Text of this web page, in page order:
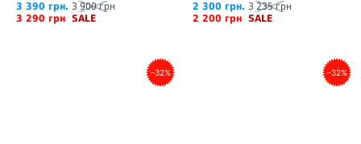
3 390 грн. 3 900 грн
3 290 грн SALE
2 300 грн. 3 235 грн
2 200 грн SALE
–32% –32%